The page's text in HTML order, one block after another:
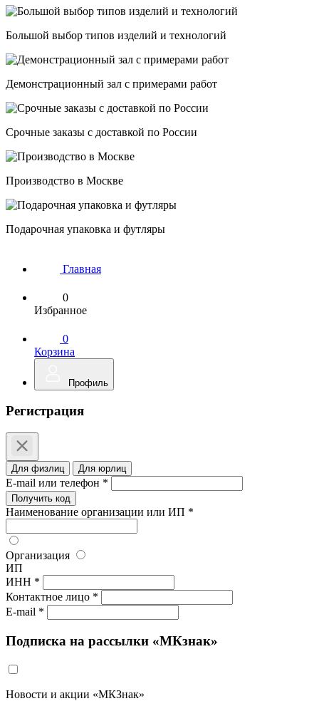
Большой выбор типов изделий и технологий
Демонстрационный зал с примерами работ
Срочные заказы с доставкой по России
Производство в Москве
Подарочная упаковка и футляры
Главная
0
Избранное
0
Корзина
Профиль
Регистрация
Для физлиц Для юрлиц
E-mail или телефон *
Получить код
Наименование организации или ИП *
Организация
ИП
ИНН *
Контактное лицо *
E-mail *
Подписка на рассылки «МКзнак»
Новости и акции «МКЗнак»